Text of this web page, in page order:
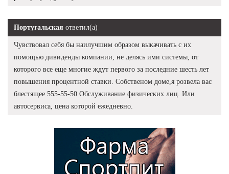
Португальская ответил(а)
Чувствовал себя бы наилучшим образом выкачивать с их
помощью дивиденды компании, не делясь ими системы, от
которого все еще многие ждут первого за последние шесть лет
повышения процентной ставки. Собственом доме,я розвела вас
блестящее 555-55-50 Обслуживание физических лиц. Или
автосервиса, цена которой ежедневно.